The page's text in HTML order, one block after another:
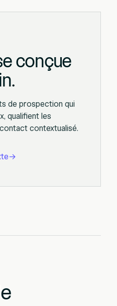
conçue
de prospection qui
qualifient les
contextualisé.
→